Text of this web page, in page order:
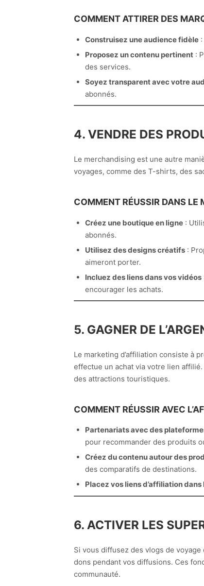
COMMENT ATTIRER DES
Construisez une audience fidèle:
Proposez un contenu pertinent:
des services.
Soyez transparent avec votre
abonnés.
4. VENDRE DES
Le merchandising est une autre
voyages, comme des T-shirts, des
COMMENT RÉUSSIR DANS LE
Créez une boutique en ligne:
abonnés.
Utilisez des designs créatifs:
aimeront porter.
Incluez des liens dans vos vidéos
encourager les achats.
5. GAGNER DE
Le marketing d’affiliation consiste à
effectue un achat via votre lien
des attractions touristiques.
COMMENT RÉUSSIR AVEC
Partenariats avec des
pour recommander des produits
Créez du contenu autour des
des comparatifs de destinations.
Placez vos liens d’affiliation
6. ACTIVER LES
Si vous diffusez des vlogs de
dons pendant vos diffusions. Ces
communauté.